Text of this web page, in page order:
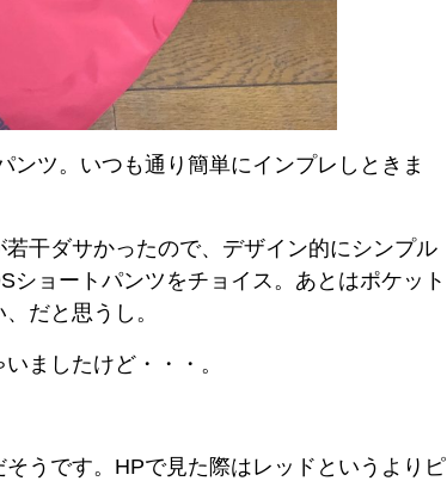
ンツ。いつも通り簡単にインプレしときま
干ダサかったので、デザイン的にシンプル
ショートパンツをチョイス。あとはポケット
だと思うし。
ましたけど・・・。
うです。HPで見た際はレッドというよりピ